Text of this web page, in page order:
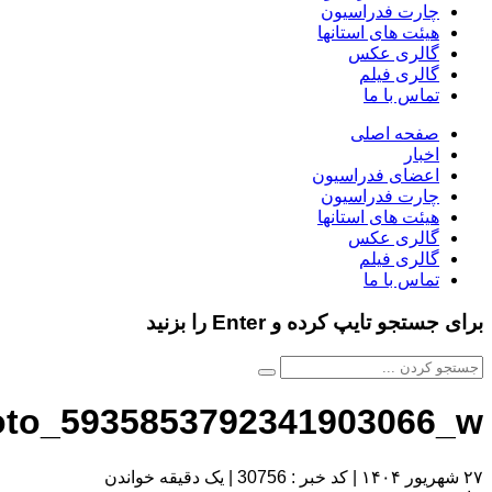
چارت فدراسیون
هیئت های استانها
گالری عکس
گالری فیلم
تماس با ما
صفحه اصلی
اخبار
اعضای فدراسیون
چارت فدراسیون
هیئت های استانها
گالری عکس
گالری فیلم
تماس با ما
برای جستجو تایپ کرده و Enter را بزنید
۲۷ شهریور ۱۴۰۴ کد خبر : 30756
یک دقیقه خواندن